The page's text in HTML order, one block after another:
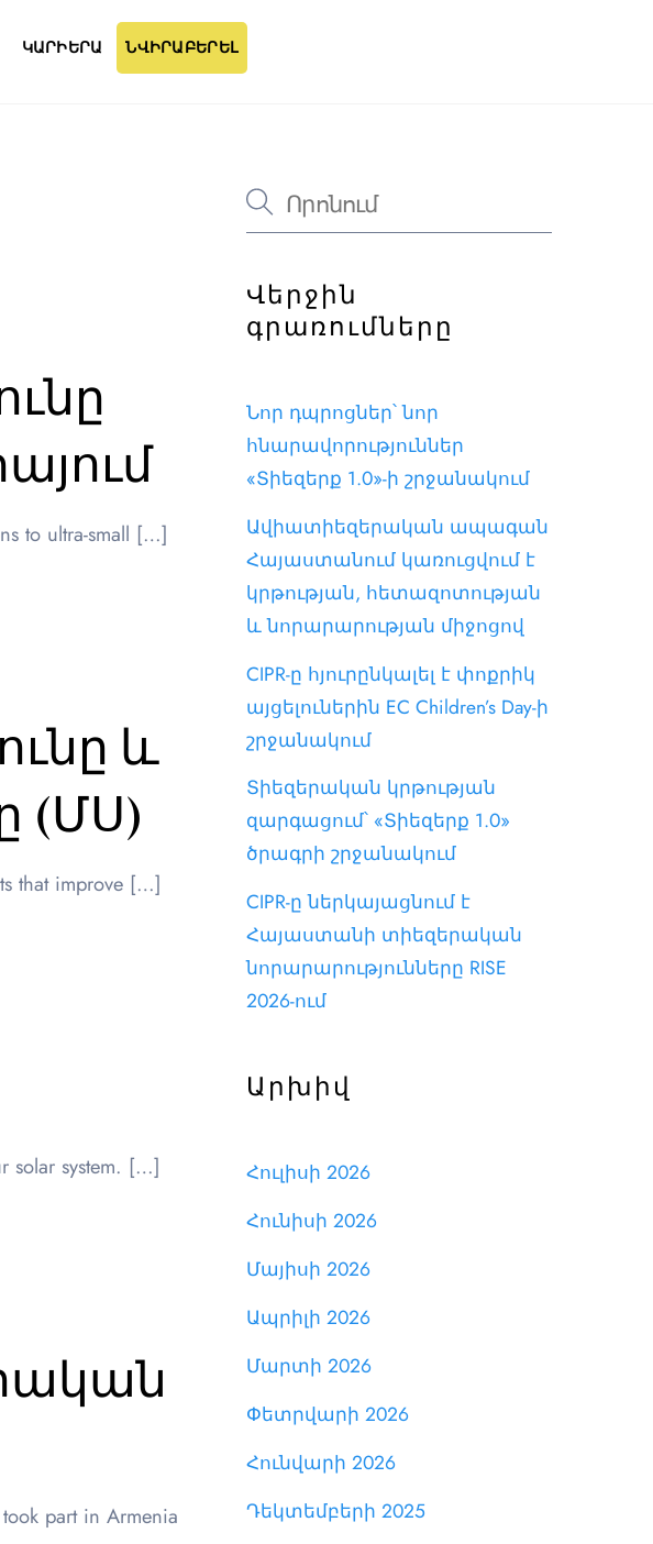
ԿԱՐԻԵՐԱ ՆՎԻՐԱԲԵՐԵԼ
to ultra-small […]
և
(ՄՍ)
that improve […]
solar system. […]
part in Armenia
Վերջին
գրառումները
Նոր դպրոցներ՝ նոր
հնարավորություններ
«Տիեզերք 1.0»-ի շրջանակում
Ավիատիեզերական ապագան
Հայաստանում կառուցվում է
կրթության, հետազոտության
և նորարարության միջոցով
CIPR-ը հյուրընկալել է փոքրիկ
այցելուներին EC Children’s Day-ի
շրջանակում
Տիեզերական կրթության
զարգացում՝ «Տիեզերք 1.0»
ծրագրի շրջանակում
CIPR-ը ներկայացնում է
Հայաստանի տիեզերական
նորարարությունները RISE
2026-ում
Արխիվ
Հուլիսի 2026
Հունիսի 2026
Մայիսի 2026
Ապրիլի 2026
Մարտի 2026
Փետրվարի 2026
Հունվարի 2026
Դեկտեմբերի 2025